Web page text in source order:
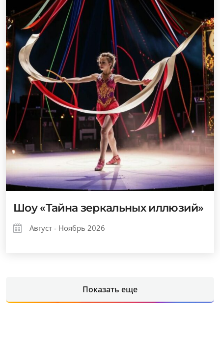
Шоу «Тайна зеркальных иллюзий»
Август - Ноябрь 2026
Показать еще